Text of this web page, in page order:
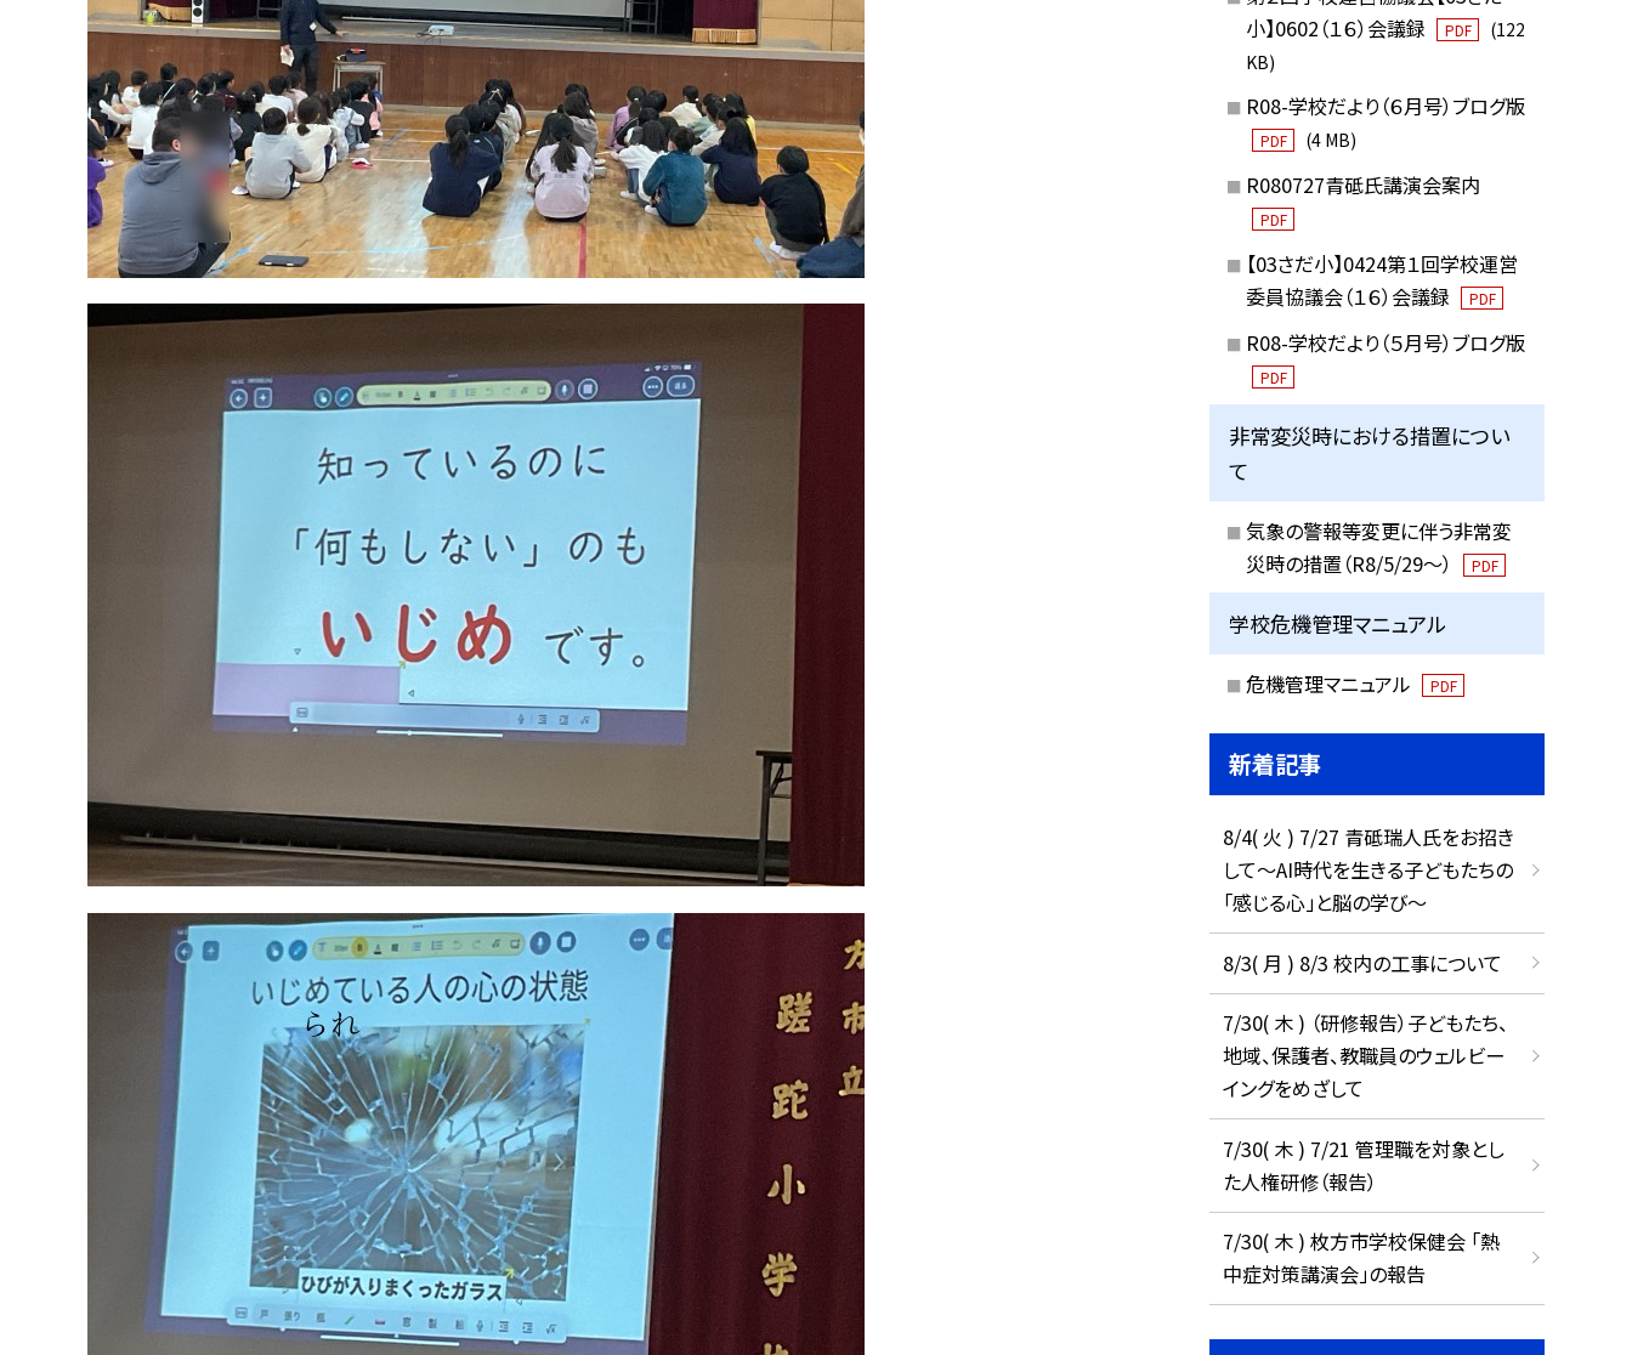
小】0602（１６）会議録
PDF
(122
KB)
R08-学校だより（６月号）ブログ版
PDF (4 MB)
R080727青砥氏講演会案内
PDF
【03さだ小】0424第１回学校運営
委員協議会（１６）会議録
PDF
R08-学校だより（５月号）ブログ版
PDF
非常変災時における措置につい
て
気象の警報等変更に伴う非常変
災時の措置（R8/5/29〜）
PDF
学校危機管理マニュアル
危機管理マニュアル PDF
新着記事
8/4( 火 ) 7/27 青砥瑞人氏をお招き
して〜AI時代を生きる子どもたちの
「感じる心」と脳の学び〜
8/3( 月 ) 8/3 校内の工事について
7/30( 木 ) （研修報告）子どもたち、
地域、保護者、教職員のウェルビー
イングをめざして
7/30( 木 ) 7/21 管理職を対象とし
た人権研修（報告）
7/30( 木 ) 枚方市学校保健会 「熱
中症対策講演会」の報告